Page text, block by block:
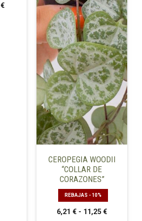
€Rango
CEROPEGIA WOODII
“COLLAR DE
CORAZONES”
REBAJAS - 10%
6,21 € - 11,25 €Rango
opciones
se
pueden
elegir
en
la
página
de
producto